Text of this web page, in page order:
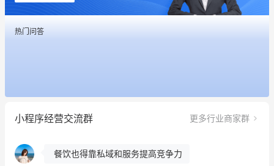
热门问答
小程序经营交流群 更多行业商家群
餐饮也得靠私域和服务提高竞争力
这个营销策划案例推荐大家看一下
用有赞就能在微信、小红书同时经营了
餐饮也得靠私域和服务提高竞争力